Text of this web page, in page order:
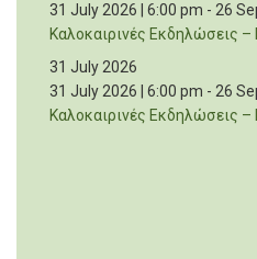
31 July 2026 | 6:00 pm - 26
Καλοκαιρινές Εκδηλώσεις –
31 July 2026
31 July 2026 | 6:00 pm - 26
Καλοκαιρινές Εκδηλώσεις –